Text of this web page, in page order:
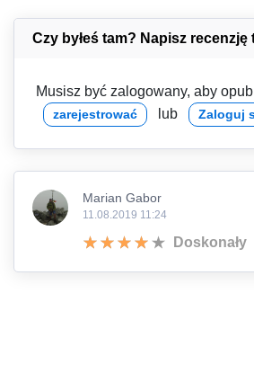
Czy byłeś tam? Napisz recenzję
Musisz być zalogowany, aby
zarejestrować lub Zaloguj
Marian Gabor
11.08.2019 11:24
Doskonały